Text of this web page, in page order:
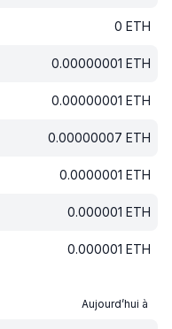
0 ETH
0.00000001 ETH
0.00000001 ETH
0.00000007 ETH
0.0000001 ETH
0.000001 ETH
0.000001 ETH
Aujourd’hui à